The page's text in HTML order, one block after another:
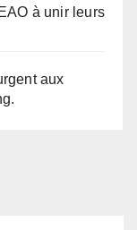
à unir leurs
aux